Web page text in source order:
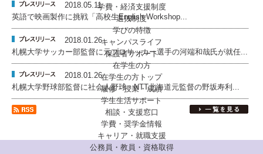
学費・経済支援制度
選抜制度
学びの特徴
キャンパスライフ
保護者サポート
在学生の方
在学生の方トップ
履修・授業・成績
学生生活サポート
相談・支援窓口
学費・奨学金情報
キャリア・就職支援
公務員・教員・資格取得
2018.05.11
英語で映画製作に挑戦「高校生English Workshop...
2018.01.26
札幌大学サッカー部監督に元プロサッカー選手の河端和哉氏が就任...
2018.01.26
札幌大学野球部監督に社会人野球・NTT北海道元監督の野坂寿利...